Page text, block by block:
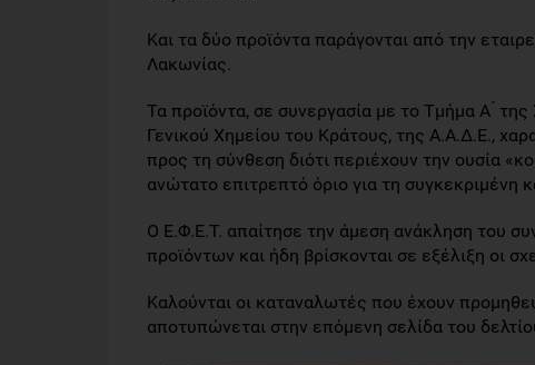
Και τα δύο προϊόντα παράγονται από την
Λακωνίας.
Τα προϊόντα, σε συνεργασία με το Τμήμα Α
Γενικού Χημείου του Κράτους, της Α.Α.Δ.Ε.,
προς τη σύνθεση διότι περιέχουν την ουσία
ανώτατο επιτρεπτό όριο για τη συγκεκριμένη
Ο Ε.Φ.Ε.Τ. απαίτησε την άμεση ανάκληση του
προϊόντων και ήδη βρίσκονται σε εξέλιξη οι
Καλούνται οι καταναλωτές που έχουν
αποτυπώνεται στην επόμενη σελίδα του